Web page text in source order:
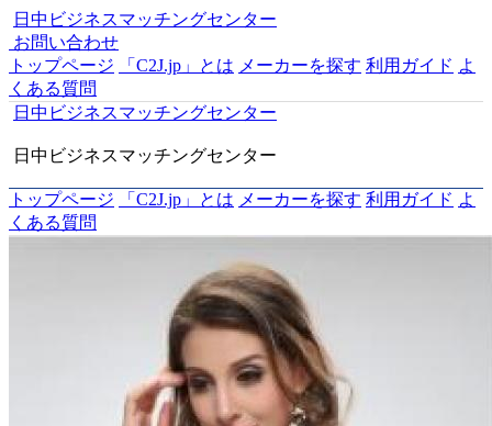
日中ビジネスマッチングセンター
お問い合わせ
トップページ
「C2J.jp」とは メーカーを探す 利用ガイド よ
くある質問
日中ビジネスマッチングセンター
日中ビジネスマッチングセンター
トップページ 「C2J.jp」とは メーカーを探す 利用ガイド よ
くある質問